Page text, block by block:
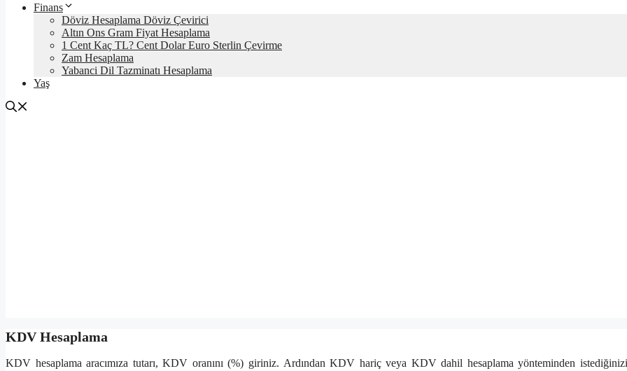
Finans
Döviz Hesaplama Döviz Çevirici
Altın Ons Gram Fiyat Hesaplama
1 Cent Kaç TL? Cent Dolar Euro Sterlin Çevirme
Zam Hesaplama
Yabanci Dil Tazminatı Hesaplama
Yaş
KDV Hesaplama
KDV hesaplama aracımıza tutarı, KDV oranını (%) giriniz. Ardından KDV hariç veya KDV dahil hesaplama yönteminden istediğinizi